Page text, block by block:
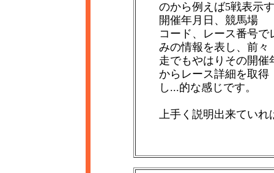
のから例えば5戦表示
開催年月日、競馬場
コード、レース番号
みの情報を表し、前々
走でもやはりその開
からレース詳細を取得
し...的な感じです。
上手く説明出来ていれ